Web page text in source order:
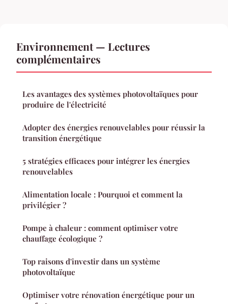
Environnement — Lectures
complémentaires
Les avantages des systèmes photovoltaïques pour
produire de l'électricité
Adopter des énergies renouvelables pour réussir la
transition énergétique
5 stratégies efficaces pour intégrer les énergies
renouvelables
Alimentation locale : Pourquoi et comment la
privilégier ?
Pompe à chaleur : comment optimiser votre
chauffage écologique ?
Top raisons d'investir dans un système
photovoltaïque
Optimiser votre rénovation énergétique pour un